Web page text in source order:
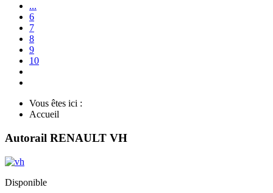
...
6
7
8
9
10
Vous êtes ici :
Accueil
Autorail RENAULT VH
Disponible